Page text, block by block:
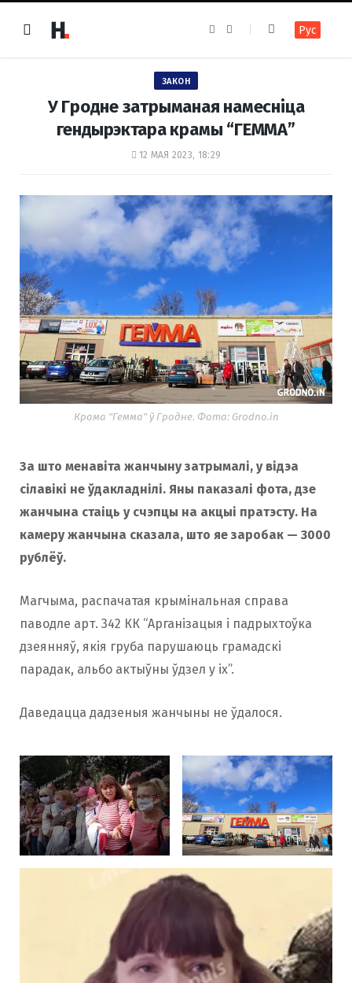
e
k
t
a
m
Рус
ЗАКОН
У Гродне затрыманая намесніца
гендырэктара крамы “ГЕММА”
12 МАЯ 2023, 18:29
Крама "Гемма" ў Гродне. Фота: Grodno.in
За што менавіта жанчыну затрымалі, у відэа
сілавікі не ўдакладнілі. Яны паказалі фота, дзе
жанчына стаіць у счэпцы на акцыі пратэсту. На
камеру жанчына сказала, што яе заробак — 3000
рублёў.
Магчыма, распачатая крымінальная справа
паводле арт. 342 КК “Арганізацыя і падрыхтоўка
дзеянняў, якія груба парушаюць грамадскі
парадак, альбо актыўны ўдзел у іх”.
Даведацца дадзеныя жанчыны не ўдалося.